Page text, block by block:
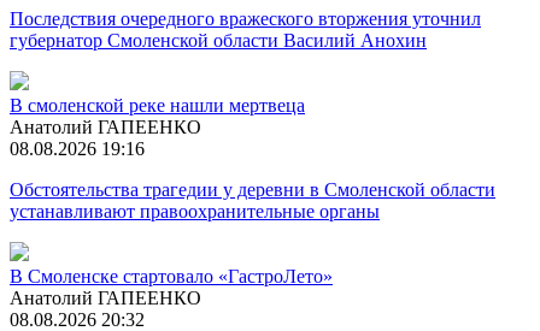
Последствия очередного вражеского вторжения уточнил
губернатор Смоленской области Василий Анохин
В смоленской реке нашли мертвеца
Анатолий ГАПЕЕНКО
08.08.2026 19:16
Обстоятельства трагедии у деревни в Смоленской области
устанавливают правоохранительные органы
В Смоленске стартовало «ГастроЛето»
Анатолий ГАПЕЕНКО
08.08.2026 20:32